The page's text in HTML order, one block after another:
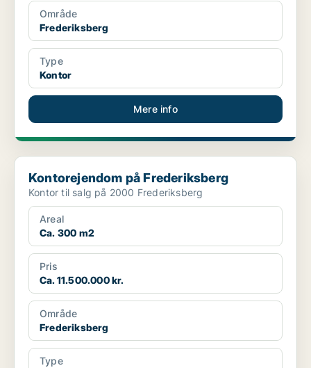
Område
Frederiksberg
Type
Kontor
Mere info
Kontorejendom på Frederiksberg
Kontorejendom på Frederiksberg
Kontor til salg på 2000 Frederiksberg
Areal
Ca. 300 m2
Pris
Ca. 11.500.000 kr.
Område
Frederiksberg
Type